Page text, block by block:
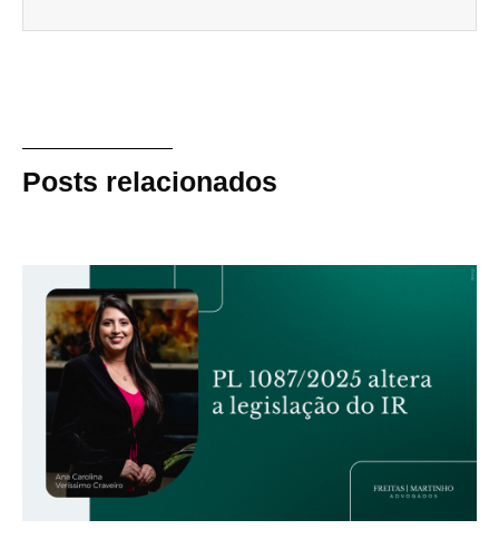
Posts relacionados